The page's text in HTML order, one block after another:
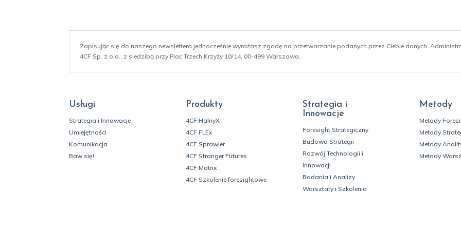
Zapisując się do naszego newslettera jednocześnie wyrażasz zgodę na przetwarzanie podanych przez Ciebie danych.
4CF Sp. z o.o., z siedzibą przy Plac Trzech Krzyży 10/14, 00-499 Warszawa.
Usługi
Strategia i Innowacje
Umiejętności
Komunikacja
Baw się!
Produkty
4CF HalnyX
4CF FLEx
4CF Sprawler
4CF Stranger Futures
4CF Matrix
4CF Szkolenie foresightowe
Strategia i
Innowacje
Foresight Strategiczny
Budowa Strategii
Rozwój Technologii i
Innowacji
Badania i Analizy
Warsztaty i Szkolenia
Metody
Metody
Metody
Metody
Metody